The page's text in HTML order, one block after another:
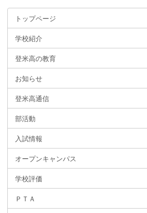
トップページ
学校紹介
登米高の教育
お知らせ
登米高通信
部活動
入試情報
オープンキャンパス
学校評価
ＰＴＡ